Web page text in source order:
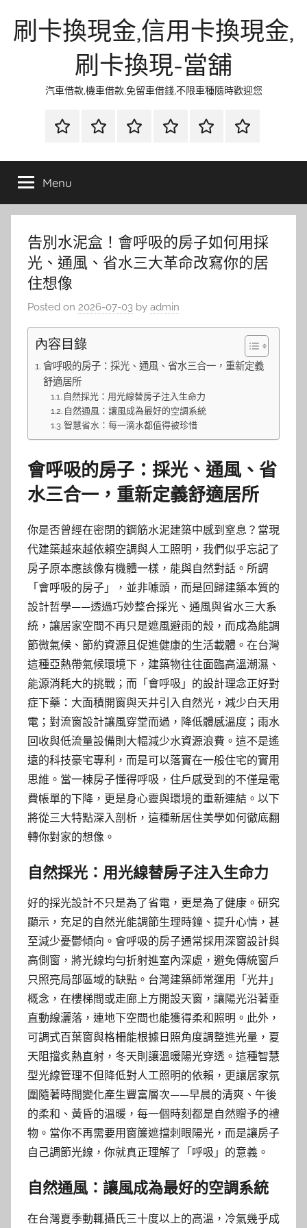
刷卡換現金,信用卡換現金,
刷卡換現-當舖
汽車借款,機車借款,免留車借錢,不限車種隨時歡迎您
首
當
金
網
資
流
時
環
清
聯
徵
Menu
告別水泥盒！會呼吸的房子如何用採
光、通風、省水三大革命改寫你的居
住想像
Posted on 2026-07-03 by admin
內容目錄
會呼吸的房子：採光、通風、省水三合一，重新定義
舒適居所
自然採光：用光線替房子注入生命力
自然通風：讓風成為最好的空調系統
智慧省水：每一滴水都值得被珍惜
會呼吸的房子：採光、通風、省
水三合一，重新定義舒適居所
你是否曾經在密閉的鋼筋水泥建築中感到窒息？當現
代建築越來越依賴空調與人工照明，我們似乎忘記了
房子原本應該像有機體一樣，能與自然對話。所謂
「會呼吸的房子」，並非噱頭，而是回歸建築本質的
設計哲學——透過巧妙整合採光、通風與省水三大系
統，讓居家空間不再只是遮風避雨的殼，而成為能調
節微氣候、節約資源且促進健康的生活載體。在台灣
這種亞熱帶氣候環境下，建築物往往面臨高溫潮濕、
能源消耗大的挑戰；而「會呼吸」的設計理念正好對
症下藥：大面積開窗與天井引入自然光，減少白天用
電；對流窗設計讓風穿堂而過，降低體感溫度；雨水
回收與低流量設備則大幅減少水資源浪費。這不是遙
遠的科技豪宅專利，而是可以落實在一般住宅的實用
思維。當一棟房子懂得呼吸，住戶感受到的不僅是電
費帳單的下降，更是身心靈與環境的重新連結。以下
將從三大特點深入剖析，這種新居住美學如何徹底翻
轉你對家的想像。
自然採光：用光線替房子注入生命力
好的採光設計不只是為了省電，更是為了健康。研究
顯示，充足的自然光能調節生理時鐘、提升心情，甚
至減少憂鬱傾向。會呼吸的房子通常採用深窗設計與
高側窗，將光線均勻折射進室內深處，避免傳統窗戶
只照亮局部區域的缺點。台灣建築師常運用「光井」
概念，在樓梯間或走廊上方開設天窗，讓陽光沿著垂
直動線灑落，連地下空間也能獲得柔和照明。此外，
可調式百葉窗與格柵能根據日照角度調整進光量，夏
天阻擋炙熱直射，冬天則讓溫暖陽光穿透。這種智慧
型光線管理不但降低對人工照明的依賴，更讓居家氛
圍隨著時間變化產生豐富層次——早晨的清爽、午後
的柔和、黃昏的溫暖，每一個時刻都是自然贈予的禮
物。當你不再需要用窗簾遮擋刺眼陽光，而是讓房子
自己調節光線，你就真正理解了「呼吸」的意義。
自然通風：讓風成為最好的空調系統
在台灣夏季動輒攝氏三十度以上的高溫，冷氣幾乎成